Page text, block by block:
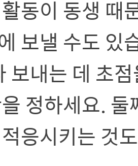
동이 동생 때
보낼 수도 있
보내는 데 초
정하세요.
응시키는 것